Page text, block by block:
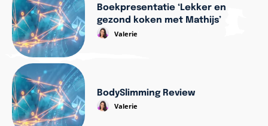
Boekpresentatie ‘Lekker en
gezond koken met Mathijs’
Valerie
BodySlimming Review
Valerie